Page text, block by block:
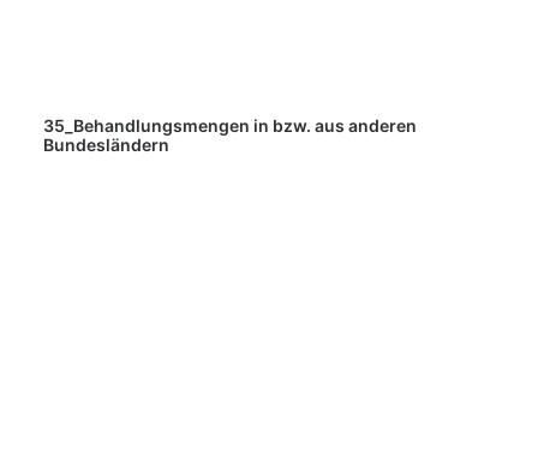
35_Behandlungsmengen in bzw. aus anderen
Bundesländern